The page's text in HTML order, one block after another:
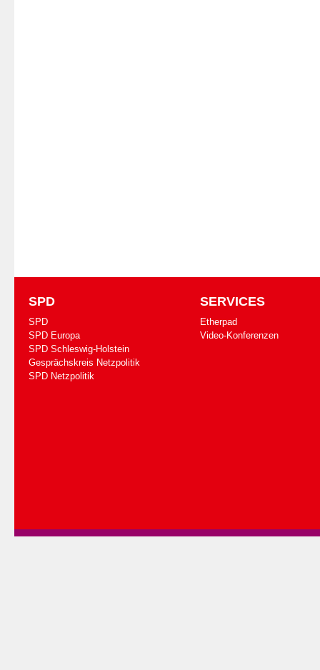
SPD
SPD
SPD Europa
SPD Schleswig-Holstein
Gesprächskreis Netzpolitik
SPD Netzpolitik
SERVICES
Etherpad
Video-Konferenzen